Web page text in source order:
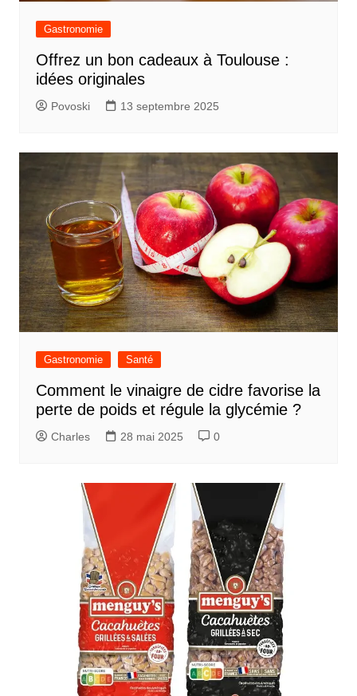
Gastronomie
Offrez un bon cadeaux à Toulouse :
idées originales
Povoski 13 septembre 2025
Gastronomie Santé
Comment le vinaigre de cidre favorise la
perte de poids et régule la glycémie ?
Charles 28 mai 2025 0